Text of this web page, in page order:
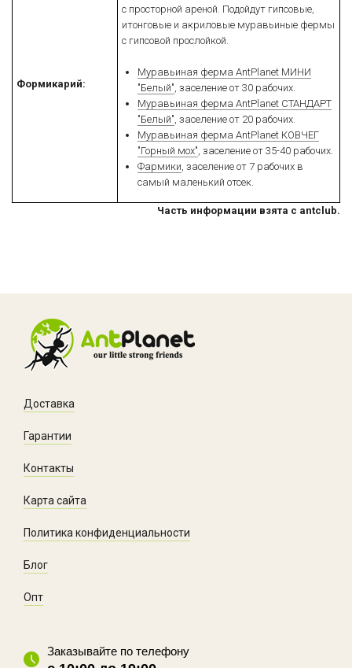
Формикарий:
с просторной ареной. Подойдут гипсовые,
итонговые и акриловые муравьиные фермы
с гипсовой прослойкой.
Муравьиная ферма AntPlanet МИНИ
"Белый", заселение от 30 рабочих.
Муравьиная ферма AntPlanet СТАНДАРТ
"Белый", заселение от 20 рабочих.
Муравьиная ферма AntPlanet КОВЧЕГ
"Горный мох", заселение от 35-40 рабочих.
Фармики, заселение от 7 рабочих в
самый маленький отсек.
Часть информации взята с antclub.
Доставка
Гарантии
Контакты
Карта сайта
Политика конфиденциальности
Блог
Опт
Заказывайте по телефону